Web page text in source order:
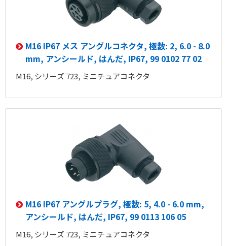
M16 IP67 メス アングルコネクタ, 極数: 2, 6.0 - 8.0
mm, アンシールド, はんだ, IP67, 99 0102 77 02
M16, シリーズ 723, ミニチュアコネクタ
M16 IP67 アングルプラグ, 極数: 5, 4.0 - 6.0 mm,
アンシールド, はんだ, IP67, 99 0113 106 05
M16, シリーズ 723, ミニチュアコネクタ